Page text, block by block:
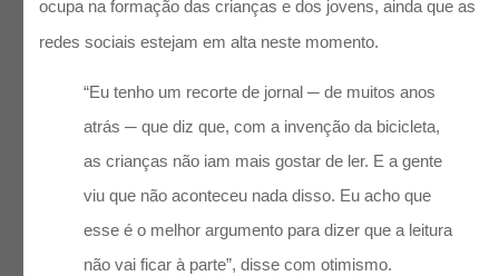
ocupa na formação das crianças e dos jovens, ainda que as
redes sociais estejam em alta neste momento.
“Eu tenho um recorte de jornal ─ de muitos anos
atrás ─ que diz que, com a invenção da bicicleta,
as crianças não iam mais gostar de ler. E a gente
viu que não aconteceu nada disso. Eu acho que
esse é o melhor argumento para dizer que a leitura
não vai ficar à parte”, disse com otimismo.